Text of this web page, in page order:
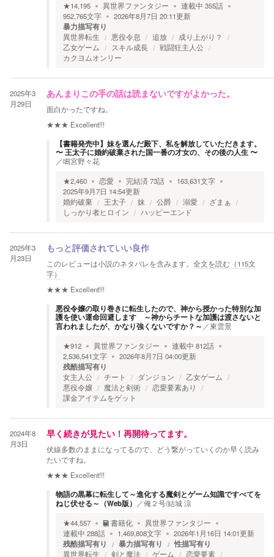
★14,195 異世界ファンタジー 連載中 355話
952,765文字 2026年8月7日 20:11更新
暴力描写有り
異世界転生 悪役令息 追放
成り上がり？
乙女ゲーム
スキル成長
戦闘狂主人公
カクヨムオンリー
2025年3
月29日
あんまりこの手の話は読まないですがよかった。
面白かったですね。
★★★ Excellent!!!
【書籍発売中】妹を選んだ殿下、私を解放していただきます。
〜 王太子に婚約破棄された国一番の才女の、その後の人生 〜
／鳴宮野々花
★2,460 恋愛 完結済73話 163,631文字
2025年9月7日 14:54更新
婚約破棄
王太子 妹 公爵 溺愛
ざまぁ
しっかり者ヒロイン
ハッピーエンド
2025年3
月23日
もっと評価されていい良作
このレビューは小説のネタバレを含みます。 全文を読む（115文
字）
★★★ Excellent!!!
悪役令嬢の取り巻きに転生したので、神から授かった特別な加
護を使い運命回避します ～神からチートな加護は渡さないと
言われましたが、かなり強くないですか？～ ／東雲景
★912 異世界ファンタジー 連載中 812話
2,536,541文字 2026年8月7日 04:00更新
残酷描写有り
女主人公 チート ダンジョン
乙女ゲーム
悪役令嬢
魔法と剣術
恋愛要素あり
課金アイテムをゲット
2024年8
月3日
早く続きが見たい！再開待ってます。
伏線多数のままになってるので、どう繋がっていくのか早く読み
たいですね。
★★★ Excellent!!!
物語の黒幕に転生して～進化する魔剣とゲーム知識ですべてを
ねじ伏せる～（Web版）
／俺２号/結城 涼
★44,557 書籍化
異世界ファンタジー
連載中 288話 1,469,808文字 2026年1月16日 14:01更新
残酷描写有り 暴力描写有り 性描写有り
異世界転生 剣と魔法 ゲーム 恋愛要素